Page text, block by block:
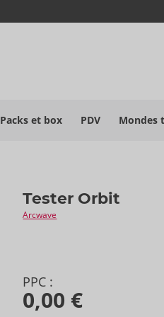
Packs et box PDV Mondes
Tester Orbit
Arcwave
PPC :
0,00 €